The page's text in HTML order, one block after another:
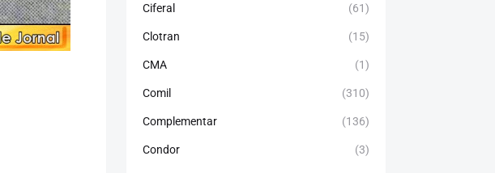
Ciferal (61)
Clotran (15)
CMA (1)
Comil (310)
Complementar (136)
Condor (3)